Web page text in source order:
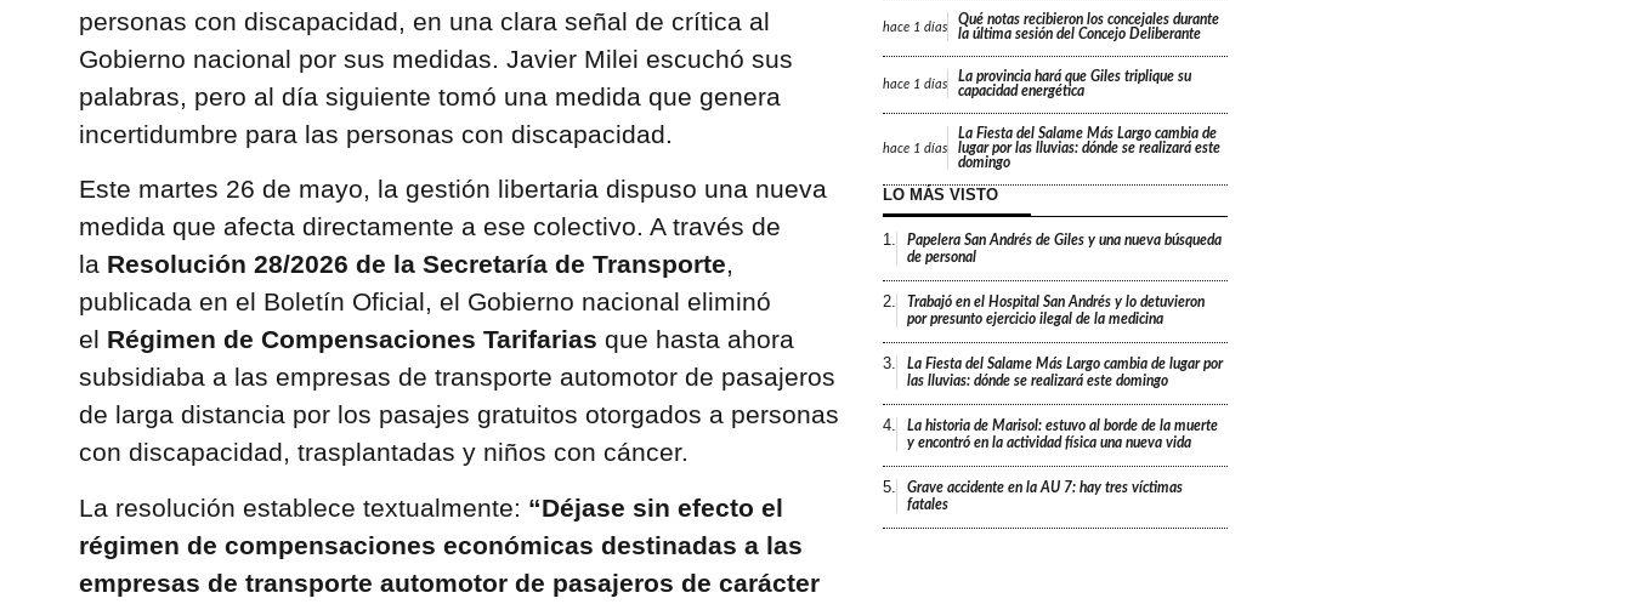
personas con discapacidad, en una clara señal de crítica al
Gobierno nacional por sus medidas. Javier Milei escuchó sus
palabras, pero al día siguiente tomó una medida que genera
incertidumbre para las personas con discapacidad.
Este martes 26 de mayo, la gestión libertaria dispuso una nueva
medida que afecta directamente a ese colectivo. A través de
la Resolución 28/2026 de la Secretaría de Transporte,
publicada en el Boletín Oficial, el Gobierno nacional eliminó
el Régimen de Compensaciones Tarifarias que hasta ahora
subsidiaba a las empresas de transporte automotor de pasajeros
de larga distancia por los pasajes gratuitos otorgados a personas
con discapacidad, trasplantadas y niños con cáncer.
La resolución establece textualmente: “Déjase sin efecto el
régimen de compensaciones económicas destinadas a las
empresas de transporte automotor de pasajeros de carácter
hace 1 días
Qué notas recibieron los concejales durante
la última sesión del Concejo Deliberante
hace 1 días
La provincia hará que Giles triplique su
capacidad energética
hace 1 días
La Fiesta del Salame Más Largo cambia de
lugar por las lluvias: dónde se realizará este
domingo
LO MÁS VISTO
1.
Papelera San Andrés de Giles y una nueva búsqueda
de personal
2.
Trabajó en el Hospital San Andrés y lo detuvieron
por presunto ejercicio ilegal de la medicina
3.
La Fiesta del Salame Más Largo cambia de lugar por
las lluvias: dónde se realizará este domingo
4.
La historia de Marisol: estuvo al borde de la muerte
y encontró en la actividad física una nueva vida
5.
Grave accidente en la AU 7: hay tres víctimas
fatales